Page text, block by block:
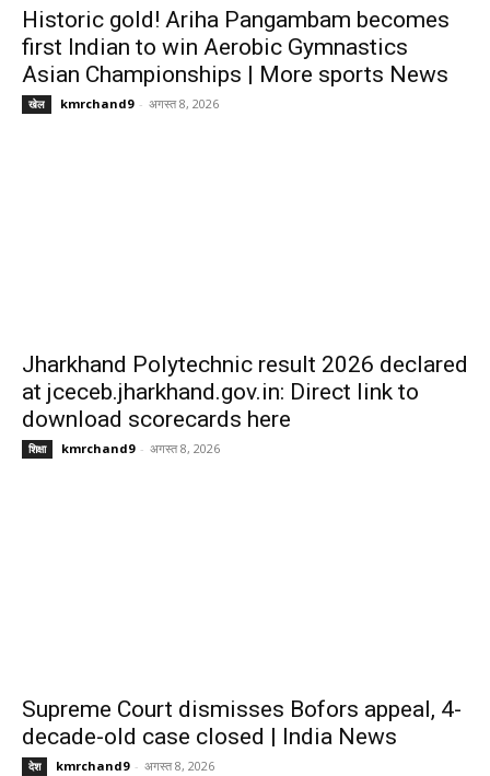
Historic gold! Ariha Pangambam becomes
first Indian to win Aerobic Gymnastics
Asian Championships | More sports News
खेल kmrchand9 - अगस्त 8, 2026
Jharkhand Polytechnic result 2026 declared
at jceceb.jharkhand.gov.in: Direct link to
download scorecards here
शिक्षा kmrchand9 - अगस्त 8, 2026
Supreme Court dismisses Bofors appeal, 4-
decade-old case closed | India News
देश kmrchand9 - अगस्त 8, 2026